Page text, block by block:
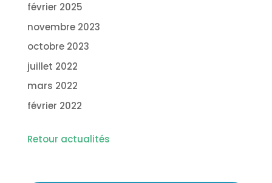
février 2025
novembre 2023
octobre 2023
juillet 2022
mars 2022
février 2022
Retour actualités